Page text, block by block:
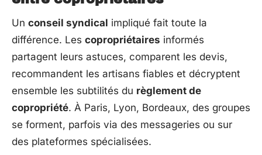
Un conseil syndical impliqué fait toute la
différence. Les copropriétaires informés
partagent leurs astuces, comparent les devis,
recommandent les artisans fiables et décryptent
ensemble les subtilités du règlement de
copropriété. À Paris, Lyon, Bordeaux, des groupes
se forment, parfois via des messageries ou sur
des plateformes spécialisées.